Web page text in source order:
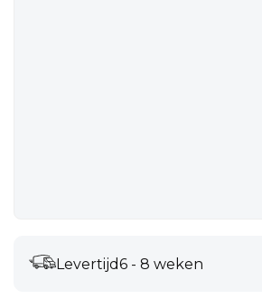
Levertijd6 - 8 weken